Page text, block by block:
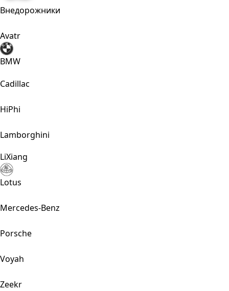
Внедорожники
Avatr
BMW
Cadillac
HiPhi
Lamborghini
LiXiang
Lotus
Mercedes-Benz
Porsche
Voyah
Zeekr